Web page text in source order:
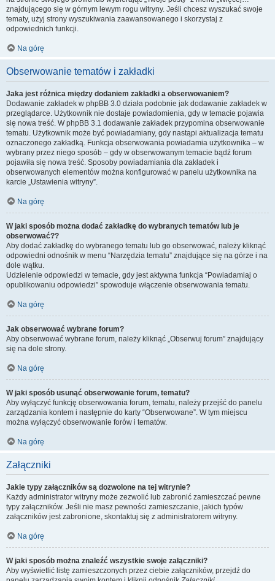
znajdującego się w górnym lewym rogu witryny. Jeśli chcesz wyszukać swoje
tematy, użyj strony wyszukiwania zaawansowanego i skorzystaj z
odpowiednich funkcji.
Na górę
Obserwowanie tematów i zakładki
Jaka jest różnica między dodaniem zakładki a obserwowaniem?
Dodawanie zakładek w phpBB 3.0 działa podobnie jak dodawanie zakładek w
przeglądarce. Użytkownik nie dostaje powiadomienia, gdy w temacie pojawia
się nowa treść. W phpBB 3.1 dodawanie zakładek przypomina obserwowanie
tematu. Użytkownik może być powiadamiany, gdy nastąpi aktualizacja tematu
oznaczonego zakładką. Funkcja obserwowania powiadamia użytkownika – w
wybrany przez niego sposób – gdy w obserwowanym temacie bądź forum
pojawiła się nowa treść. Sposoby powiadamiania dla zakładek i
obserwowanych elementów można konfigurować w panelu użytkownika na
karcie „Ustawienia witryny”.
Na górę
W jaki sposób można dodać zakładkę do wybranych tematów lub je
obserwować??
Aby dodać zakładkę do wybranego tematu lub go obserwować, należy kliknąć
odpowiedni odnośnik w menu “Narzędzia tematu” znajdujące się na górze i na
dole wątku.
Udzielenie odpowiedzi w temacie, gdy jest aktywna funkcja “Powiadamiaj o
opublikowaniu odpowiedzi” spowoduje włączenie obserwowania tematu.
Na górę
Jak obserwować wybrane forum?
Aby obserwować wybrane forum, należy kliknąć „Obserwuj forum” znajdujący
się na dole strony.
Na górę
W jaki sposób usunąć obserwowanie forum, tematu?
Aby wyłączyć funkcję obserwowania forum, tematu, należy przejść do panelu
zarządzania kontem i następnie do karty “Obserwowane”. W tym miejscu
można wyłączyć obserwowanie forów i tematów.
Na górę
Załączniki
Jakie typy załączników są dozwolone na tej witrynie?
Każdy administrator witryny może zezwolić lub zabronić zamieszczać pewne
typy załączników. Jeśli nie masz pewności zamieszczanie, jakich typów
załączników jest zabronione, skontaktuj się z administratorem witryny.
Na górę
W jaki sposób można znaleźć wszystkie swoje załączniki?
Aby wyświetlić listę zamieszczonych przez ciebie załączników, przejdź do